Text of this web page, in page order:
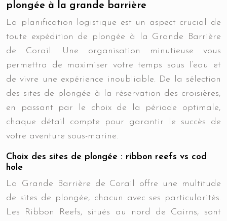
plongée à la grande barrière
La planification logistique est un aspect crucial de
toute expédition de plongée à la Grande Barrière
de Corail. Une organisation minutieuse vous
permettra de maximiser votre temps sous l’eau et
de vivre une expérience inoubliable. De la sélection
des sites de plongée à la réservation des croisières,
en passant par le choix de la période optimale,
chaque détail compte pour garantir le succès de
votre aventure sous-marine.
Choix des sites de plongée : ribbon reefs vs cod
hole
La Grande Barrière de Corail offre une multitude
de sites de plongée, chacun avec ses particularités.
Les Ribbon Reefs, situés au nord de Cairns, sont